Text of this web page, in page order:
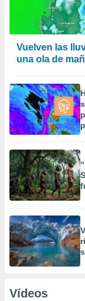
Vuelven las
una ola de
Vídeos